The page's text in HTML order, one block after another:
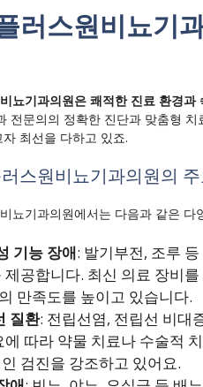
러스원비뇨기
뇨기과의원은 쾌적한 진료 환경
전문의의 정확한 진단과 맞춤형
최선을 다하고 있죠.
스원비뇨기과의원의
뇨기과의원에서는 다음과 같은
기능 장애: 발기부전, 조루
제공합니다. 최신 의료 장비
만족도를 높이고 있습니다.
질환: 전립선염, 전립선 비대
에 따라 약물 치료나 수술적
검진을 강조하고 있어요.